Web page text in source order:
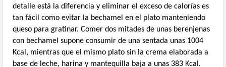
detalle está la diferencia y eliminar el exceso de calorías es
tan fácil como evitar la bechamel en el plato manteniendo
queso para gratinar. Comer dos mitades de unas berenjenas
con bechamel supone consumir de una sentada unas 1004
Kcal, mientras que el mismo plato sin la crema elaborada a
base de leche, harina y mantequilla baja a unas 383 Kcal.